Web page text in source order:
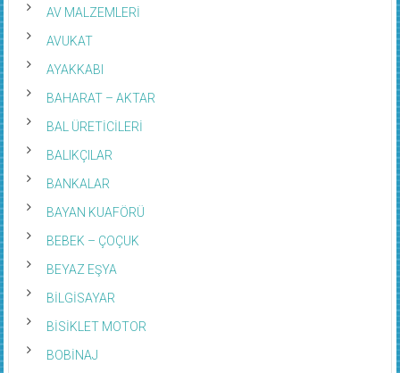
AV MALZEMLERİ
AVUKAT
AYAKKABI
BAHARAT – AKTAR
BAL ÜRETİCİLERİ
BALIKÇILAR
BANKALAR
BAYAN KUAFÖRÜ
BEBEK – ÇOÇUK
BEYAZ EŞYA
BİLGİSAYAR
BİSİKLET MOTOR
BOBİNAJ